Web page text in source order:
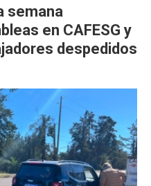
semana
en CAFESG y
despedidos